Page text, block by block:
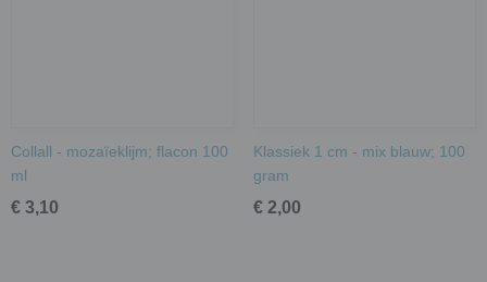
Collall - mozaïeklijm; flacon 100
ml
€ 3,10
Klassiek 1 cm - mix blauw; 100
gram
€ 2,00